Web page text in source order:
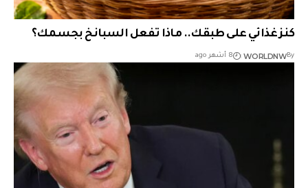
كنز غذائي على طبقك.. ماذا تفعل السبانخ بجسمك؟
By
WORLDNW 8 أشهر ago